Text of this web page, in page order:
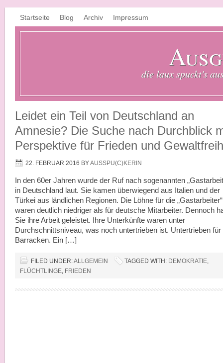
Startseite Blog Archiv Impressum
die laux spuckt's
Leidet ein Teil von Deutschland an
Amnesie? Die Suche nach Durchblick
Perspektive für Frieden und
22. FEBRUAR 2016 BYAUSSPU(C)KERIN
In den 60er Jahren wurde der Ruf nach sogenannten
in Deutschland laut. Sie kamen überwiegend aus Italien und der
Türkei aus ländlichen Regionen. Die Löhne für die „Gastarbeiter“
waren deutlich niedriger als für deutsche Mitarbeiter. Dennoch
Sie ihre Arbeit geleistet. Ihre Unterkünfte waren unter
Durchschnittsniveau, was noch untertrieben ist. Untertrieben für
Barracken. Ein […]
FILED UNDER:ALLGEMEIN TAGGED WITH: DEMOKRATIE,
FLÜCHTLINGE, FRIEDEN